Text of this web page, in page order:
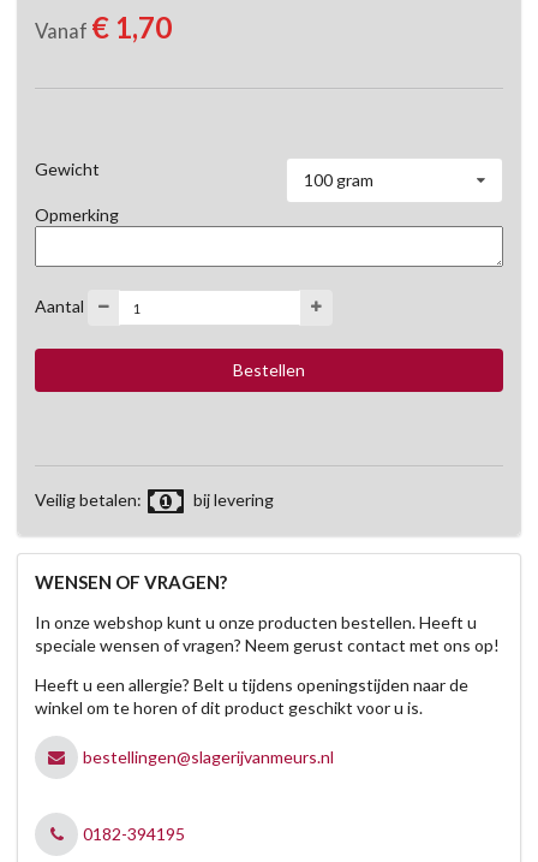
Vanaf € 1,70
Gewicht
100 gram
Opmerking
Aantal
Veilig betalen: bij levering
WENSEN OF VRAGEN?
In onze webshop kunt u onze producten bestellen. Heeft u
speciale wensen of vragen? Neem gerust contact met ons op!
Heeft u een allergie? Belt u tijdens openingstijden naar de
winkel om te horen of dit product geschikt voor u is.
bestellingen@slagerijvanmeurs.nl
0182-394195